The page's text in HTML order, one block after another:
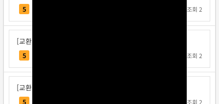
5 조회 2
[교환신청] 인디오바
5 조회 2
[교환신청] 지크사
5 조회 2